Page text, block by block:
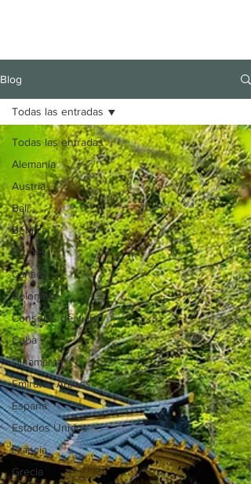
Blog
Todas las entradas
Alemania
Austria
Bali
Bélgica
Brunei
Canadá
Colombia
Consejos de viaje
Cuba
Dinamarca
Emiratos Árabes
España
Estados Unidos
Francia
Grecia
Todas las entradas